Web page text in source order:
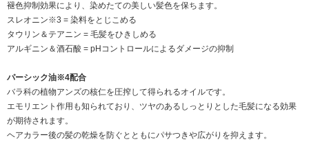
褪色抑制効果により、染めたての美しい髪色を保ちます。
スレオニン※3 = 染料をとじこめる
タウリン＆テアニン = 毛髪をひきしめる
アルギニン＆酒石酸 = pHコントロールによるダメージの抑制
パーシック油※4配合
バラ科の植物アンズの核仁を圧搾して得られるオイルです。
エモリエント作用も知られており、ツヤのあるしっとりとした毛髪になる効果
が期待されます。
ヘアカラー後の髪の乾燥を防ぐとともにパサつきや広がりを抑えます。